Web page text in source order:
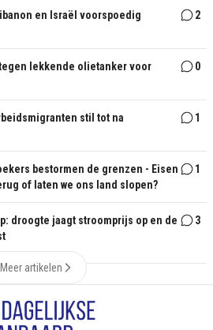
en Israël voorspoedig
2
lekkende olietanker voor
0
stil tot na
1
bestormen de grenzen - Eisen
of laten we ons land slopen?
1
droogte jaagt stroomprijs op en de
3
Meer artikelen